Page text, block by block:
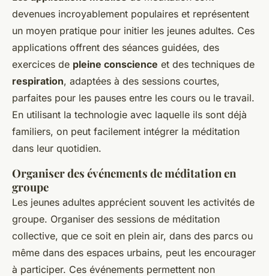
devenues incroyablement populaires et représentent
un moyen pratique pour initier les jeunes adultes. Ces
applications offrent des séances guidées, des
exercices de pleine conscience et des techniques de
respiration, adaptées à des sessions courtes,
parfaites pour les pauses entre les cours ou le travail.
En utilisant la technologie avec laquelle ils sont déjà
familiers, on peut facilement intégrer la méditation
dans leur quotidien.
Organiser des événements de méditation en
groupe
Les jeunes adultes apprécient souvent les activités de
groupe. Organiser des sessions de méditation
collective, que ce soit en plein air, dans des parcs ou
même dans des espaces urbains, peut les encourager
à participer. Ces événements permettent non